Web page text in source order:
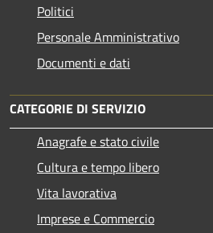
Politici
Personale Amministrativo
Documenti e dati
CATEGORIE DI SERVIZIO
Anagrafe e stato civile
Cultura e tempo libero
Vita lavorativa
Imprese e Commercio